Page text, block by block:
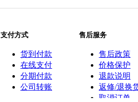
支付方式
货到付款
在线支付
分期付款
公司转账
售后服务
售后政策
价格保护
退款说明
返修/退换
取消订单